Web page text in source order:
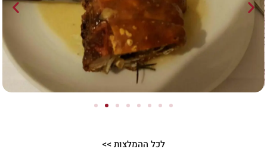
לכל ההמלצות >>